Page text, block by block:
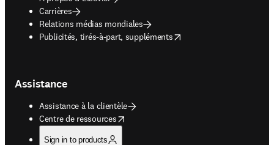
Carrières
Relations médias mondiales
Publicités, tirés-à-part, suppléments
opens in new tab/window
Assistance
Assistance à la clientèle
Centre de ressources
opens in new tab/window
Sign in to products